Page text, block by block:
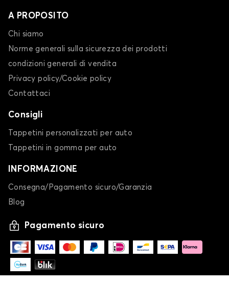
A PROPOSITO
Chi siamo
Norme generali sulla sicurezza dei prodotti
condizioni generali di vendita
Privacy policy/Cookie policy
Contattaci
Consigli
Tappetini personalizzati per auto
Tappetini in gomma per auto
INFORMAZIONE
Consegna/Pagamento sicuro/Garanzia
Blog
Pagamento sicuro